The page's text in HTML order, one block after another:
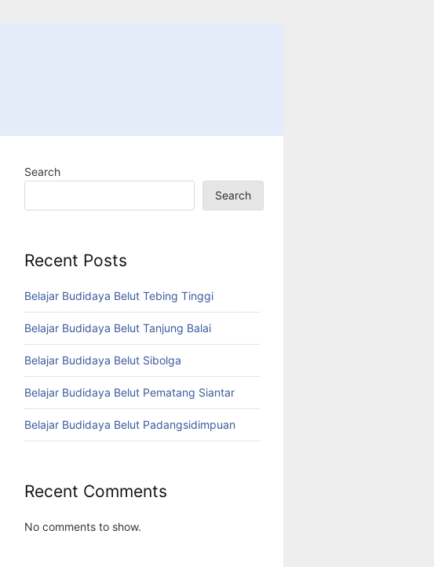
Search
Search
Recent Posts
Belajar Budidaya Belut Tebing Tinggi
Belajar Budidaya Belut Tanjung Balai
Belajar Budidaya Belut Sibolga
Belajar Budidaya Belut Pematang Siantar
Belajar Budidaya Belut Padangsidimpuan
Recent Comments
No comments to show.